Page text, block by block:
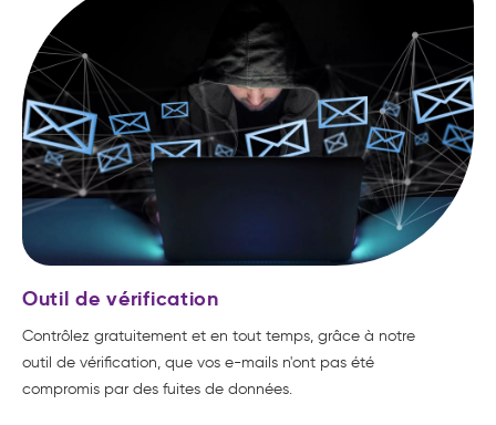
Outil de vérification
Contrôlez gratuitement et en tout temps, grâce à notre
outil de vérification, que vos e-mails n'ont pas été
compromis par des fuites de données.